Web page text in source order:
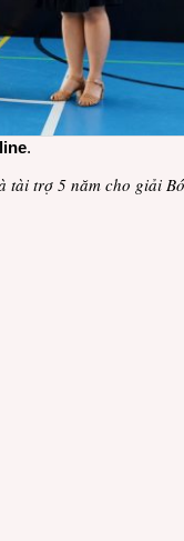
.
tài trợ 5 năm cho giải